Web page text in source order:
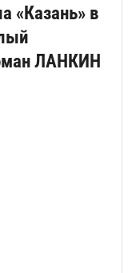
«Казань» в
ЛАНКИН